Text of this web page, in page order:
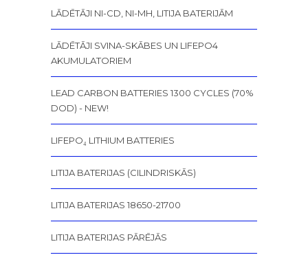
LĀDĒTĀJI NI-CD, NI-MH, LITIJA BATERIJĀM
LĀDĒTĀJI SVINA-SKĀBES UN LIFEPO4
AKUMULATORIEM
LEAD CARBON BATTERIES 1300 CYCLES (70%
DOD) - NEW!
LIFEPO₄ LITHIUM BATTERIES
LITIJA BATERIJAS (CILINDRISKĀS)
LITIJA BATERIJAS 18650-21700
LITIJA BATERIJAS PĀRĒJĀS